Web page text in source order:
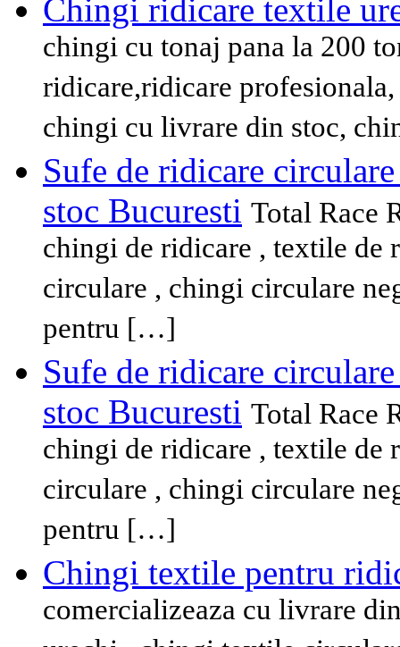
Chingi ridicare textile
chingi cu tonaj pana la 200
ridicare,ridicare
chingi cu livrare din stoc,
Sufe de ridicare
stoc Bucuresti Total Race
chingi de ridicare , textile
circulare , chingi circulare
pentru […]
Sufe de ridicare
stoc Bucuresti Total Race
chingi de ridicare , textile
circulare , chingi circulare
pentru […]
Chingi textile pentru
comercializeaza cu livrare